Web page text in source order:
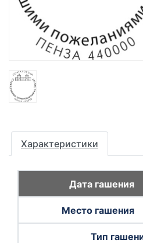
Характеристики